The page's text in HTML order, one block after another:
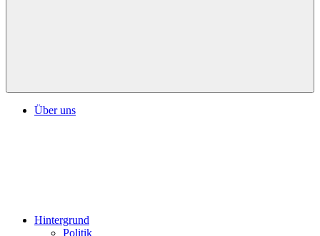
Über uns
Hintergrund
Politik